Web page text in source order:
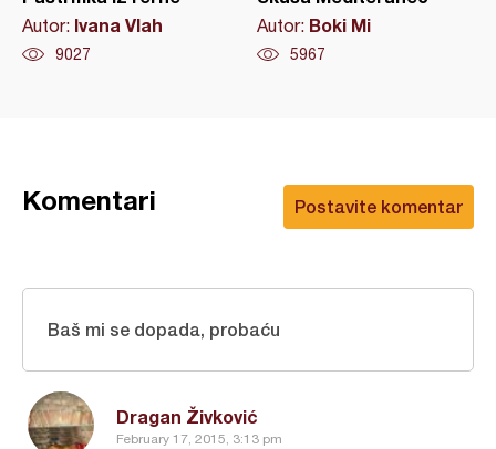
Autor: Ivana Vlah
9027
Autor: Boki Mi
5967
Postavite komentar
Komentari
Dragan Živković
February 17, 2015, 3:13 pm
Baš mi se dopada, probaću